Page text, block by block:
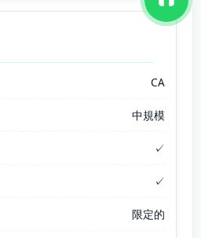
CA
中規模
✓
✓
限定的